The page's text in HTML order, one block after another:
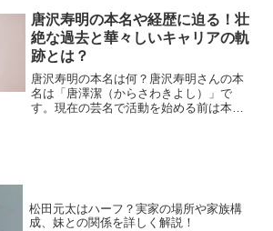
開するなど多方面で才能を発揮してきま
した。森乃阿久...
唐沢寿明の本名や経歴に迫る！壮
絶な過去と華々しいキャリアの軌
跡とは？
唐沢寿明の本名は何？唐沢寿明さんの本
名は「唐澤潔（からさわきよし）」で
す。現在の芸名で活動を始める前は本名
松田元太はハーフ？実家の場所や家族構
成、妹との関係を詳しく解説！